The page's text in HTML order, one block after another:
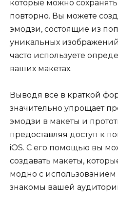
которые можно
повторно. Вы можете
эмодзи, состоящие из
уникальных
часто используете
ваших макетах.
Выводя все в краткой
значительно упрощает
эмодзи в макеты и
предоставляя доступ к
iOS. С его помощью вы
создавать макеты,
модно с
знакомы вашей